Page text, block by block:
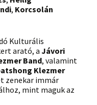
, Korcsolán
Kulturális
arató, a Jávori
Band, valamint
Klezmer
zenekar immár
mint maguk az